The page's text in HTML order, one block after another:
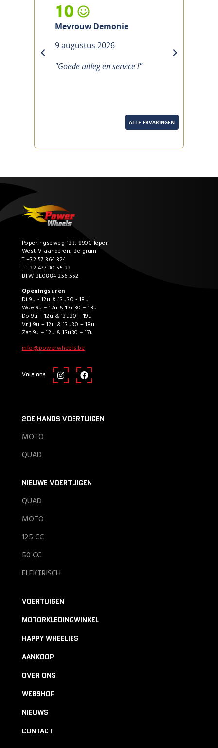
10
Mevrouw Demonie
9 augustus 2026
"Goede uitleg en service !"
next
ALLE ERVARINGEN
Poperingseweg 133, 8900 Ieper
West-Vlaanderen, Belgium
T +32 57 364 324
T +32 477 30 55 23
BTW BE0884 256 552
Openingsuren
Di 9u - 12u & 13u30 - 18u
Woe 9u – 12u & 13u30 – 18u
Do 9u – 12u & 13u30 – 19u
Vrij 9u – 12u & 13u30 – 18u
Zat 9u – 12u & 13u30 – 17u
info@powerwheels.be
Volg ons
2DE HANDS VOERTUIGEN
MOTO
QUAD
NIEUWE VOERTUIGEN
QUAD
MOTO
125 CC
50 CC
ELEKTRISCH
VOERTUIGEN
MOTORKLEDINGWINKEL
HAPPY WHEELIES
AANKOOP
OVER ONS
WEBSHOP
NIEUWS
CONTACT